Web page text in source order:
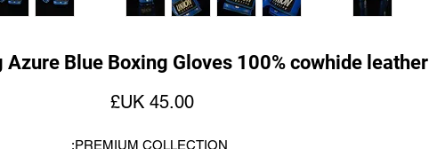
Azure Blue Boxing Gloves 100% cowhide leather
‏45.00 UK£ السعر
PREMIUM COLLECTION: